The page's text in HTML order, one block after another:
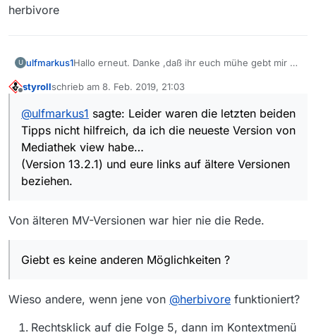
herbivore
U ulfmarkus1Hallo erneut. Danke ,daß ihr euch mühe gebt mir zu
Leider waren die letzten beiden Tipps nicht
view habe…
(Version 13.2.1) und eure links auf ältere Versionen
beziehen.
gesendet wurden----Kapitel 5 aber vor ca. 4
styrollschrieb am 8. Feb. 2019, 21:03
zuletzt editiert von
@ulfmarkus1 sagte: Leider waren die letzten beiden
Tipps nicht hilfreich, da ich die neueste Version von
Mediathek view habe…
(Version 13.2.1) und eure links auf ältere Versionen
beziehen.
Von älteren MV-Versionen war hier nie die Rede.
Giebt es keine anderen Möglichkeiten ?
Wieso andere, wenn jene von @herbivore funktioniert?
Rechtsklick auf die Folge 5, dann im Kontextmenü